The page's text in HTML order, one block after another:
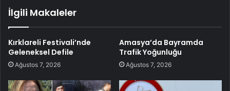
İlgili Makaleler
Kırklareli Festivali’nde
Geleneksel Defile
Ağustos 7, 2026
Amasya’da Bayramda
Trafik Yoğunluğu
Ağustos 7, 2026